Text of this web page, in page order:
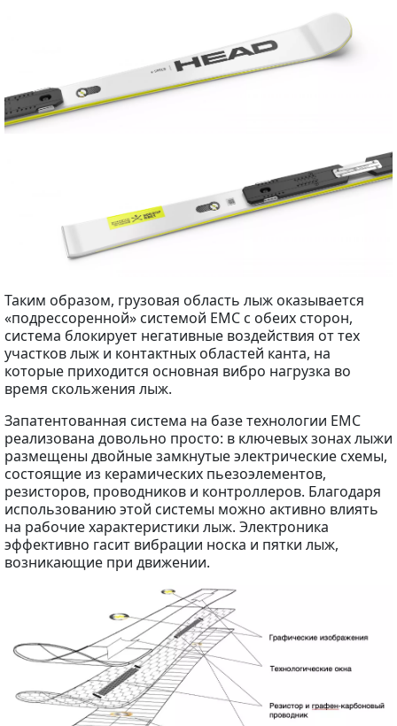
Таким образом, грузовая область лыж оказывается
«подрессоренной» системой EMC с обеих сторон,
система блокирует негативные воздействия от тех
участков лыж и контактных областей канта, на
которые приходится основная вибро нагрузка во
время скольжения лыж.
Запатентованная система на базе технологии EMC
реализована довольно просто: в ключевых зонах лыжи
размещены двойные замкнутые электрические схемы,
состоящие из керамических пьезоэлементов,
резисторов, проводников и контроллеров. Благодаря
использованию этой системы можно активно влиять
на рабочие характеристики лыж. Электроника
эффективно гасит вибрации носка и пятки лыж,
возникающие при движении.